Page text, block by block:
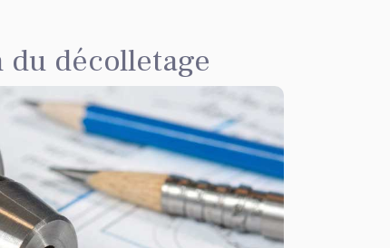
décolletage